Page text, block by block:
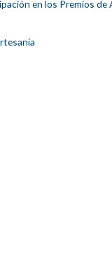
en los Premios de